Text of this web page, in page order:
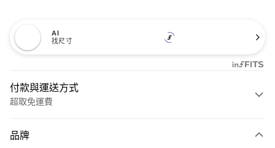
AI
找尺寸
付款與運送方式
超取免運費
信用卡一次付款
品牌